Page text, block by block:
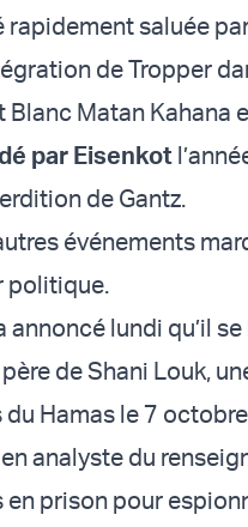
rapidement saluée
de Tropper
Blanc Matan Kahana
par Eisenkot
de Gantz.
événements
politique.
annoncé lundi qu’il
de Shani Louk,
Hamas le 7
analyste du
prison pour